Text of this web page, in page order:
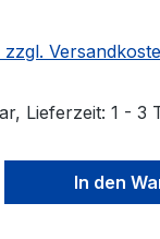
Lieferzeit: 1 - 3
Gib den
In den